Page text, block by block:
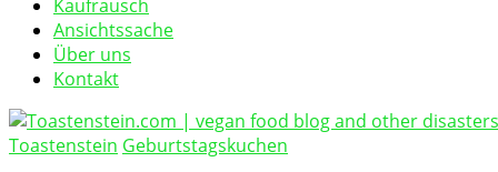
Kaufrausch
Ansichtssache
Über uns
Kontakt
Toastenstein Geburtstagskuchen